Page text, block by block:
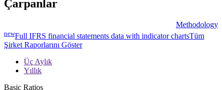
Çarpanlar
Methodology
newFull IFRS financial statements data with indicator chartsTüm
Şirket Raporlarını Göster
Üç Aylık
Yıllık
Basic Ratios